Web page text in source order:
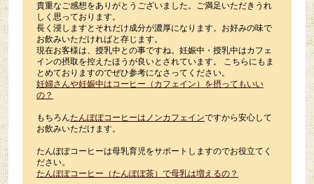
貴重なご感想をありがとうございました。ご満足いただきうれ
しく思っております。
長く浸しますとそれだけ成分が濃厚になります。お好みの味で
お飲みいただければと存じます。
現在お客様は、授乳中との事ですね。妊娠中・授乳中はカフェ
インの摂取を控えたほうが良いとされています。 こちらにもま
とめておりますのでぜひ参考になさってください。
妊婦さんや妊娠中はコーヒー（カフェイン）を摂ってもいい
の？
もちろんたんぽぽコーヒーはノンカフェインですから安心して
お飲みいただけます。
たんぽぽコーヒーは母乳育児をサポートしますのでお役立てく
ださい。
たんぽぽコーヒー（たんぽぽ茶）で母乳は増えるの？